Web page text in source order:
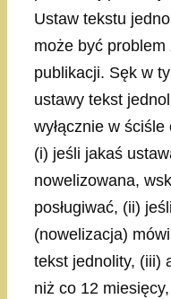
Ustaw tekstu
może być
publikacji. Sęk w
ustawy tekst
wyłącznie w
(i) jeśli jakaś
nowelizowana,
posługiwać, (ii)
(nowelizacja)
tekst jednolity, (iii)
niż co 12